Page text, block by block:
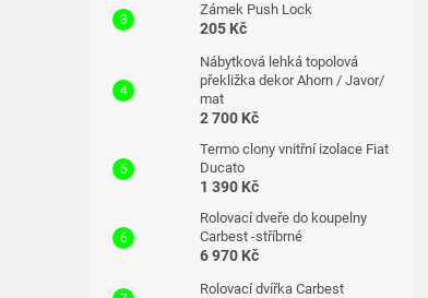
Zámek Push Lock
205 Kč
Nábytková lehká topolová
překližka dekor Ahorn / Javor/
mat
2 700 Kč
Termo clony vnitřní izolace Fiat
Ducato
1 390 Kč
Rolovací dveře do koupelny
Carbest -stříbrné
6 970 Kč
Rolovací dvířka Carbest